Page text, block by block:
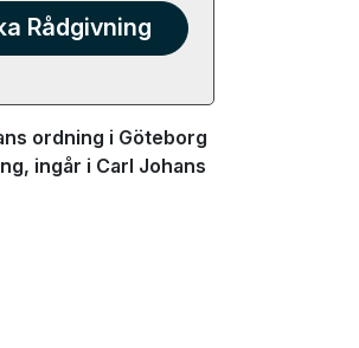
Rådgivning
ordning i Göteborg
ingår i Carl Johans